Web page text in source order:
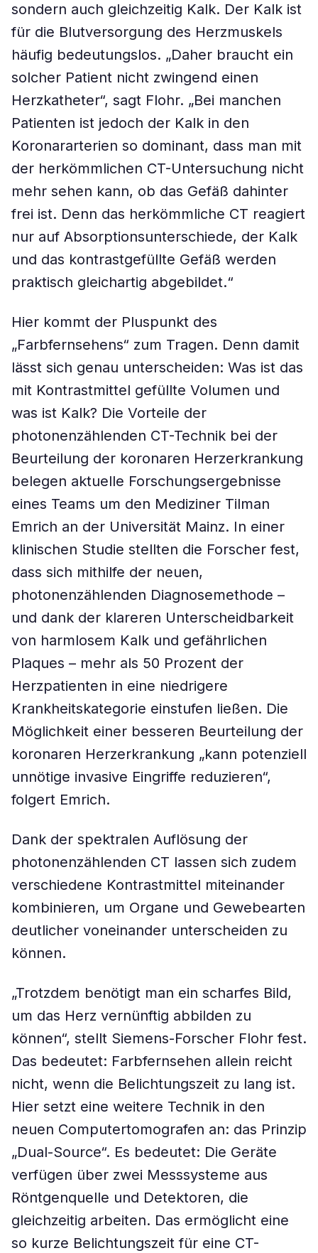
sondern auch gleichzeitig Kalk. Der Kalk ist
für die Blutversorgung des Herzmuskels
häufig bedeutungslos. „Daher braucht ein
solcher Patient nicht zwingend einen
Herzkatheter“, sagt Flohr. „Bei manchen
Patienten ist jedoch der Kalk in den
Koronararterien so dominant, dass man mit
der herkömmlichen CT-Untersuchung nicht
mehr sehen kann, ob das Gefäß dahinter
frei ist. Denn das herkömmliche CT reagiert
nur auf Absorptionsunterschiede, der Kalk
und das kontrastgefüllte Gefäß werden
praktisch gleichartig abgebildet.“
Hier kommt der Pluspunkt des
„Farbfernsehens“ zum Tragen. Denn damit
lässt sich genau unterscheiden: Was ist das
mit Kontrastmittel gefüllte Volumen und
was ist Kalk? Die Vorteile der
photonenzählenden CT-Technik bei der
Beurteilung der koronaren Herzerkrankung
belegen aktuelle Forschungsergebnisse
eines Teams um den Mediziner Tilman
Emrich an der Universität Mainz. In einer
klinischen Studie stellten die Forscher fest,
dass sich mithilfe der neuen,
photonenzählenden Diagnosemethode –
und dank der klareren Unterscheidbarkeit
von harmlosem Kalk und gefährlichen
Plaques – mehr als 50 Prozent der
Herzpatienten in eine niedrigere
Krankheitskategorie einstufen ließen. Die
Möglichkeit einer besseren Beurteilung der
koronaren Herzerkrankung „kann potenziell
unnötige invasive Eingriffe reduzieren“,
folgert Emrich.
Dank der spektralen Auflösung der
photonenzählenden CT lassen sich zudem
verschiedene Kontrastmittel miteinander
kombinieren, um Organe und Gewebearten
deutlicher voneinander unterscheiden zu
können.
„Trotzdem benötigt man ein scharfes Bild,
um das Herz vernünftig abbilden zu
können“, stellt Siemens-Forscher Flohr fest.
Das bedeutet: Farbfernsehen allein reicht
nicht, wenn die Belichtungszeit zu lang ist.
Hier setzt eine weitere Technik in den
neuen Computertomografen an: das Prinzip
„Dual-Source“. Es bedeutet: Die Geräte
verfügen über zwei Messsysteme aus
Röntgenquelle und Detektoren, die
gleichzeitig arbeiten. Das ermöglicht eine
so kurze Belichtungszeit für eine CT-